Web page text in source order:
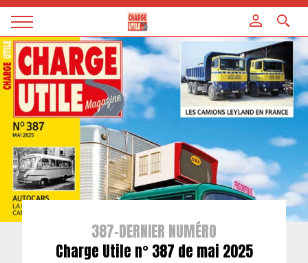
Magazine
Charge
utile
387-DERNIER NUMÉRO
Charge Utile n° 387 de mai 2025
Panneau de gestion des cookies